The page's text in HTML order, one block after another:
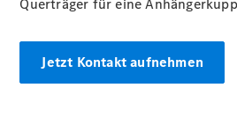
Querträger für eine
Jetzt Kontakt aufnehmen